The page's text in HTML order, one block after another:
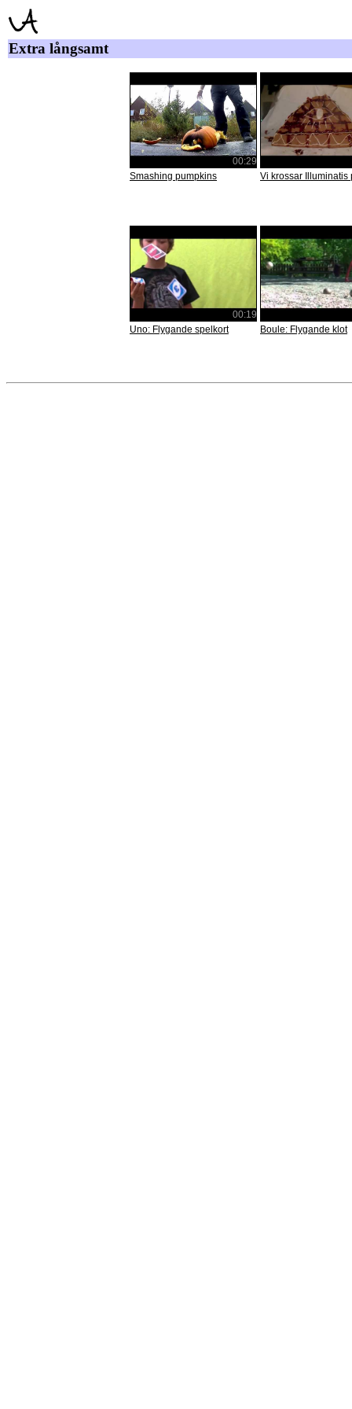
Extra långsamt
Smashing pumpkins
00:29
Vi krossar Illuminatis
Uno: Flygande spelkort
00:19
Boule: Flygande klot